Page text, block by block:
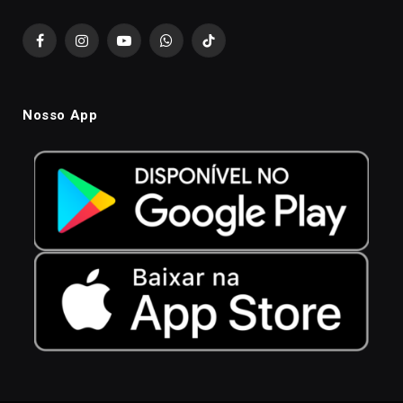
FacebookInstagramYouTubeWhatsAppTikTok
Nosso App